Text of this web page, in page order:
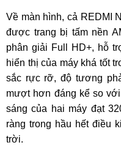
Về màn hình, cả REDMI
được trang bị tấm nền
phân giải Full HD+, hỗ
hiển thị của máy khá tốt
sắc rực rỡ, độ tương
mượt hơn đáng kể so
sáng của hai máy đạt
ràng trong hầu hết điều
trời.